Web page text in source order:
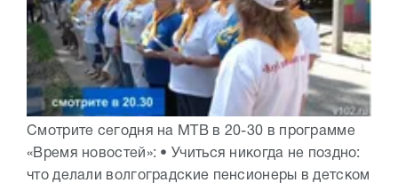
Смотрите сегодня на МТВ в 20-30 в программе
«Время новостей»: • Учиться никогда не поздно:
что делали волгоградские пенсионеры в детском